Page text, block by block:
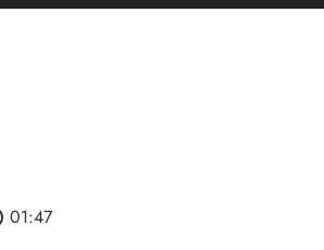
01:47